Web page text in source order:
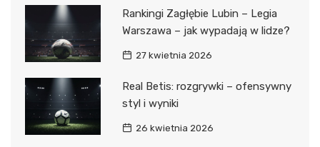
Rankingi Zagłębie Lubin – Legia
Warszawa – jak wypadają w lidze?
27 kwietnia 2026
Real Betis: rozgrywki – ofensywny
styl i wyniki
26 kwietnia 2026